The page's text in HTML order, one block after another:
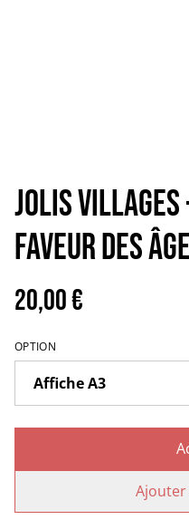
JOLIS
faveur des
20,00 €
OPTION